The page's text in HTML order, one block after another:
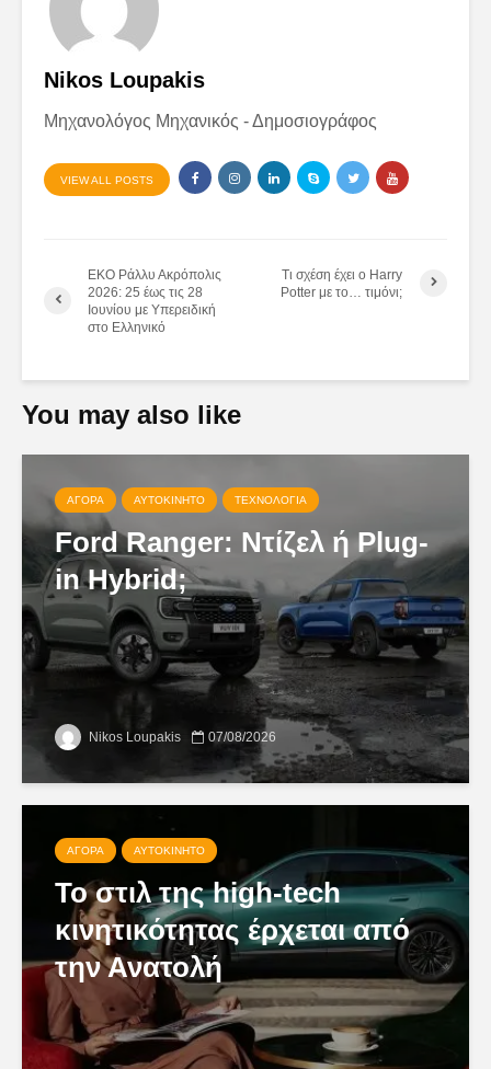
Nikos Loupakis
Μηχανολόγος Μηχανικός - Δημοσιογράφος
VIEW ALL POSTS
ΕΚΟ Ράλλυ Ακρόπολις
2026: 25 έως τις 28
Ιουνίου με Υπερειδική
στο Ελληνικό
Τι σχέση έχει ο Harry
Potter με το… τιμόνι;
You may also like
ΑΓΟΡΆ ΑΥΤΟΚΊΝΗΤΟ ΤΕΧΝΟΛΟΓΊΑ
Ford Ranger: Ντίζελ ή Plug-
in Hybrid;
Nikos Loupakis 07/08/2026
ΑΓΟΡΆ ΑΥΤΟΚΊΝΗΤΟ
Το στιλ της high-tech
κινητικότητας έρχεται από
την Ανατολή